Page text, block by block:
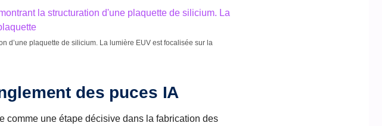
d’une plaquette de silicium. La lumière EUV est focalisée sur la
des puces IA
comme une étape décisive dans la fabrication des